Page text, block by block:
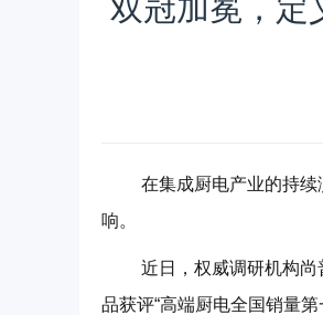
双冠加冕，定
在集成厨电产业的持续演
响。
近日，权威调研机构尚普
品获评“高端厨电全国销量第